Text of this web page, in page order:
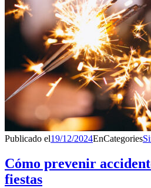
Publicado el19/12/2024EnCategories
Cómo prevenir
fiestas